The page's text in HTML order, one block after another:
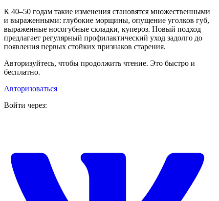
К 40–50 годам такие изменения становятся множественными
и выраженными: глубокие морщины, опущение уголков губ,
выраженные носогубные складки, купероз. Новый подход
предлагает регулярный профилактический уход задолго до
появления первых стойких признаков старения.
Авторизуйтесь, чтобы продолжить чтение. Это быстро и
бесплатно.
Авторизоваться
Войти через: